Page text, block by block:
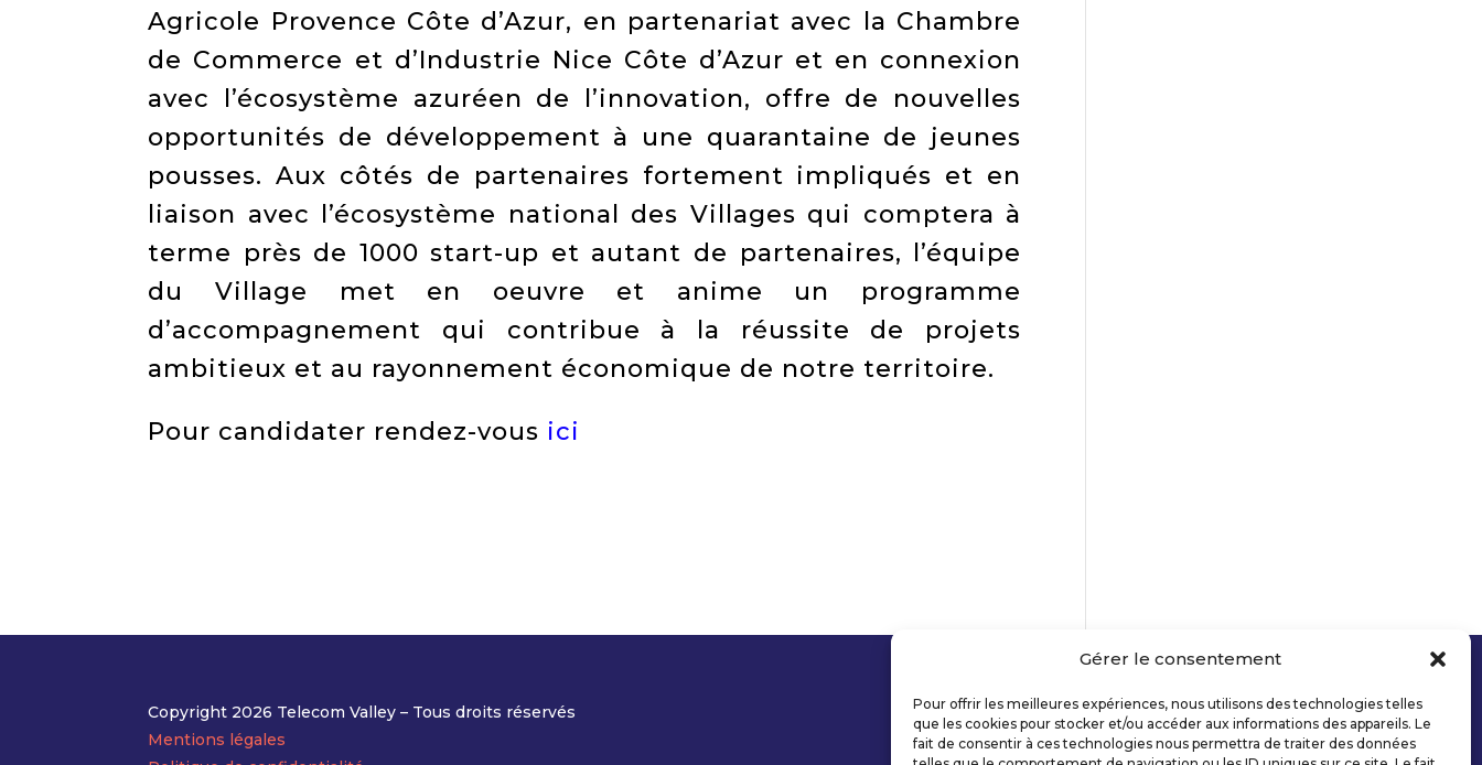
Gérer le consentement
Pour offrir les meilleures expériences, nous utilisons des technologies telles
que les cookies pour stocker et/ou accéder aux informations des appareils. Le
fait de consentir à ces technologies nous permettra de traiter des données
Agricole Provence Côte d’Azur, en partenariat avec la Chambre
de Commerce et d’Industrie Nice Côte d’Azur et en connexion
avec l’écosystème azuréen de l’innovation, offre de nouvelles
opportunités de développement à une quarantaine de jeunes
pousses. Aux côtés de partenaires fortement impliqués et en
liaison avec l’écosystème national des Villages qui comptera à
terme près de 1000 start-up et autant de partenaires, l’équipe
du Village met en oeuvre et anime un programme
d’accompagnement qui contribue à la réussite de projets
ambitieux et au rayonnement économique de notre territoire.
Pour candidater rendez-vous ici
Copyright 2026 Telecom Valley – Tous droits réservés
Mentions légales